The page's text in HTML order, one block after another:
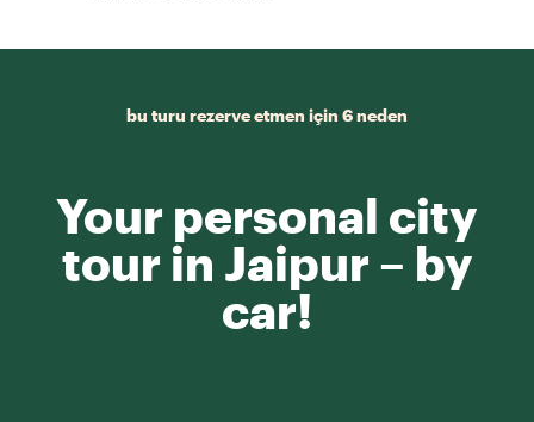
bu turu rezerve etmen için 6 neden
Your personal city
tour in Jaipur – by
car!